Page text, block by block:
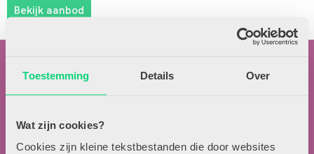
Toestemming Details Over
Wat zijn cookies?
Cookies zijn kleine tekstbestanden die door websites
Bekijk aanbod
Contactgegevens